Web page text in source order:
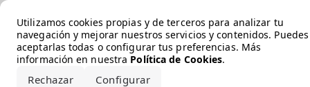
Utilizamos cookies propias y de terceros para analizar tu
navegación y mejorar nuestros servicios y contenidos. Puedes
aceptarlas todas o configurar tus preferencias. Más
información en nuestra Política de Cookies.
Rechazar Configurar
Error loading the brand